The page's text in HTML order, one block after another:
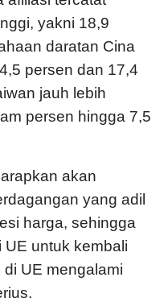
yakni 18,9
daratan Cina
persen dan 17,4
jauh lebih
persen hingga 7,5
akan
yang adil
harga, sehingga
UE untuk kembali
UE mengalami